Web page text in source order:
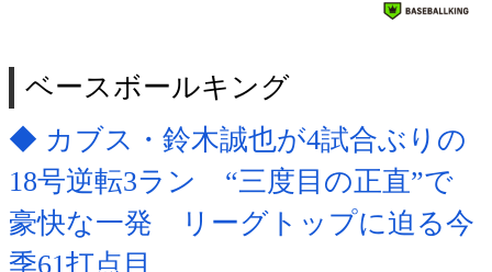
ベースボールキング
◆ カブス・鈴木誠也が4試合ぶりの
18号逆転3ラン “三度目の正直”で
豪快な一発 リーグトップに迫る今
季61打点目